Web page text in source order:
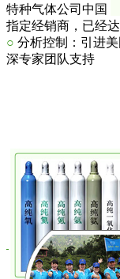
特种气体公司中国
指定经销商，已经
○ 分析控制：引进
深专家团队支持